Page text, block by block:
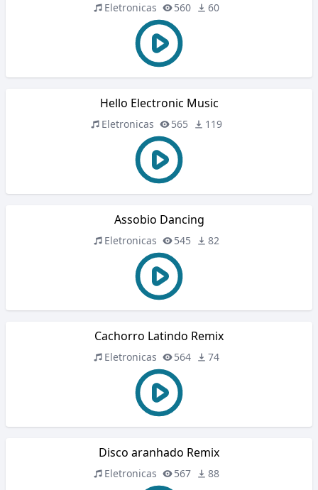
Eletronicas 560 60
Hello Electronic Music
Eletronicas 565 119
Assobio Dancing
Eletronicas 545 82
Cachorro Latindo Remix
Eletronicas 564 74
Disco aranhado Remix
Eletronicas 567 88